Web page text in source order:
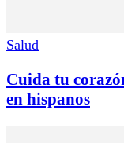
Salud
Cuida tu
en hispanos